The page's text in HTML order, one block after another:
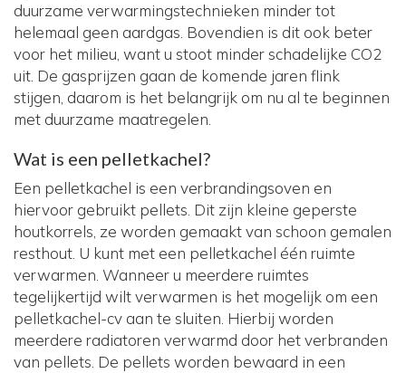
duurzame verwarmingstechnieken minder tot
helemaal geen aardgas. Bovendien is dit ook beter
voor het milieu, want u stoot minder schadelijke CO2
uit. De gasprijzen gaan de komende jaren flink
stijgen, daarom is het belangrijk om nu al te beginnen
met duurzame maatregelen.
Wat is een pelletkachel?
Een pelletkachel is een verbrandingsoven en
hiervoor gebruikt pellets. Dit zijn kleine geperste
houtkorrels, ze worden gemaakt van schoon gemalen
resthout. U kunt met een pelletkachel één ruimte
verwarmen. Wanneer u meerdere ruimtes
tegelijkertijd wilt verwarmen is het mogelijk om een
pelletkachel-cv aan te sluiten. Hierbij worden
meerdere radiatoren verwarmd door het verbranden
van pellets. De pellets worden bewaard in een